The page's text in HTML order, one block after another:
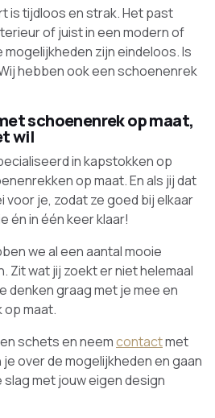
is tijdloos en strak. Het past
of juist in een modern of
zijn eindeloos. Is
hebben ook een schoenenrek
schoenenrek op maat,
wil
in kapstokken op
op maat. En als jij dat
voor je, zodat ze goed bij elkaar
én in één keer klaar!
we al een aantal mooie
Zit wat jij zoekt er niet helemaal
denken graag met je mee en
op maat.
schets en neemcontactmet
over de mogelijkheden en gaan
slag met jouw eigen design